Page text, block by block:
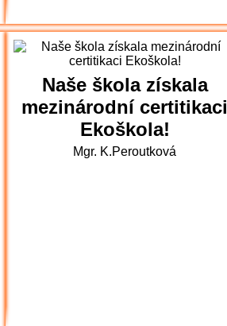
Naše škola získala
mezinárodní certitikaci
Ekoškola!
Mgr. K.Peroutková